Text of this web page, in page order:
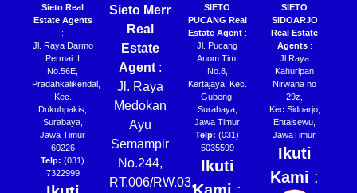
Sieto Real
Estate Agents
:
Jl. Raya Darmo
Permai II
No.56E,
Pradahkalikendal,
Kec.
Dukuhpakis,
Surabaya,
Jawa Timur
60226
Telp: (031)
7322999
Sieto Merr
Real
Estate
Agent:
Jl. Raya
Medokan
Ayu
Semampir
No.244,
RT.006/RW.03,
SIETO
PUCANG Real
Estate Agent:
Jl. Pucang
Anom Tim.
No.8,
Kertajaya, Kec.
Gubeng,
Surabaya,
Jawa Timur
Telp: (031)
5035599
Ikuti
SIETO
SIDOARJO
Real Estate
Agents:
Jl Raya
Kahuripan
Nirwana no
29z,
Kec Sidoarjo,
Entalsewu,
JawaTimur.
Ikuti
Kami :